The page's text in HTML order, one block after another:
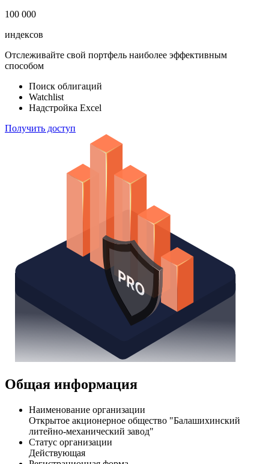
183 824
ETF & Funds
100 000
Отслеживайте свой портфель наиболее эффективным
способом
Поиск облигаций
Надстройка Excel
Получить доступ
Общая информация
Наименование организации
Открытое акционерное общество "Балашихинский